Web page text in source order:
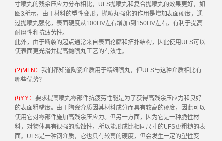
寸喷丸的残余压应力分布相比，UFS抛喷丸和复合抛喷丸的效果更好，如
图3所示，由于材料的塑性变形，抛喷丸强化的作用是增加表面硬度，通
过抛喷丸强化，表面硬度从100HV左右增加i到150HV左右，有利于提高
耐磨性和抗疲劳性。
此外，由于断裂的起点通常来自表面轮廓和拓扑结构，因此使用UFS可以
使表面更光滑并提高抛喷丸工艺的有效性。
(?)MFN： 我们都知道陶瓷介质用于精细喷丸，但UFS与这种介质相比有
哪些优势？
(!)Y.Y.： 要求提高喷丸零部件抗疲劳性能是为了获得高残余压应力和良好
的表面粗糙度。由于陶瓷介质因其材料成分而具有较高的硬度，因此可以
使用它对零部件施加高残余压应力。但另一方面，因为它是一种脆性材
料，对物体具有很强的腐蚀性，所以能形成比相同尺寸的UFS更粗糙的表
面。UFS是一种钢介质，它也具有较高的硬度，但会发生一定的塑性变